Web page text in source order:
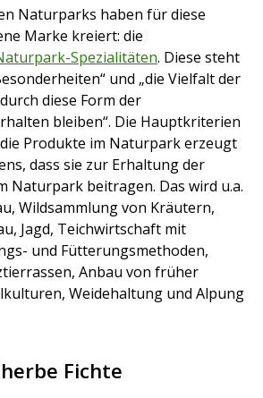
Naturparks haben für diese
Marke kreiert: die
Spezialitäten. Diese steht
und „die Vielfalt der
diese Form der
bleiben“. Die Hauptkriterien
Produkte im Naturpark erzeugt
dass sie zur Erhaltung der
Naturpark beitragen. Das wird u.a.
Wildsammlung von Kräutern,
Jagd, Teichwirtschaft mit
und Fütterungsmethoden,
Anbau von früher
Weidehaltung und Alpung
Fichte